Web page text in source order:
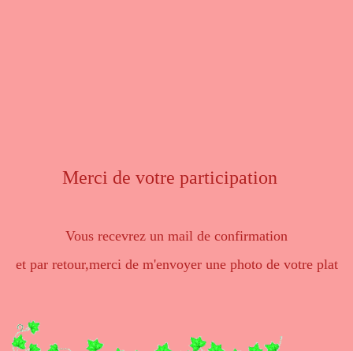
Merci de votre participation
Vous recevrez un mail de confirmation
et par retour,merci de m'envoyer une photo de votre plat